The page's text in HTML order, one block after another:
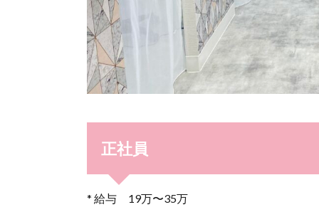
正社員
* 給与 19万〜35万